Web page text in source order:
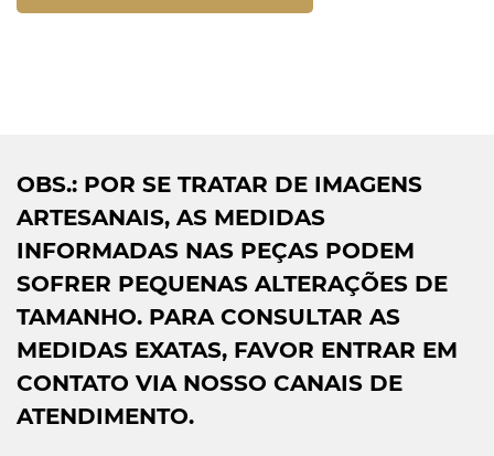
OBS.: POR SE TRATAR DE IMAGENS
ARTESANAIS, AS MEDIDAS
INFORMADAS NAS PEÇAS PODEM
SOFRER PEQUENAS ALTERAÇÕES DE
TAMANHO. PARA CONSULTAR AS
MEDIDAS EXATAS, FAVOR ENTRAR EM
CONTATO VIA NOSSO CANAIS DE
ATENDIMENTO.